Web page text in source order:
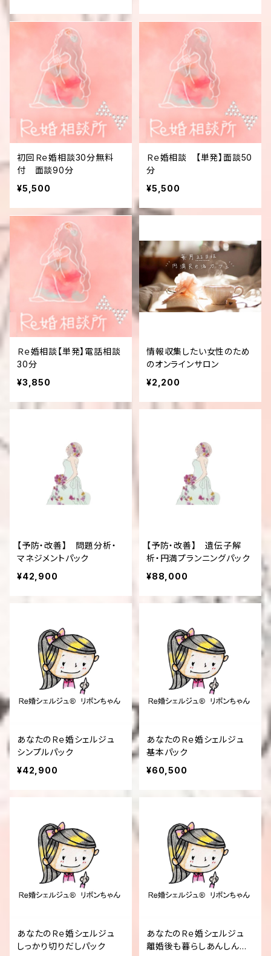
初回Ｒｅ婚相談30分無料
付 面談90分
¥5,500
Ｒｅ婚相談 【単発】面談50
分
¥5,500
Ｒｅ婚相談【単発】電話相談
30分
¥3,850
情報収集したい女性のため
のオンラインサロン
¥2,200
【予防・改善】 問題分析・
マネジメントパック
¥42,900
【予防・改善】 遺伝子解
析・円満プランニングパック
¥88,000
あなたのＲｅ婚シェルジュ
シンプルパック
¥42,900
あなたのＲｅ婚シェルジュ
基本パック
¥60,500
あなたのＲｅ婚シェルジュ
しっかり切りだしパック
あなたのＲｅ婚シェルジュ
離婚後も暮らしあんしんパ